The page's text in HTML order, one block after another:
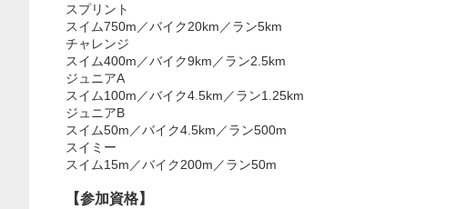
スプリント
スイム750m／バイク20km／ラン5km
チャレンジ
スイム400m／バイク9km／ラン2.5km
ジュニアA
スイム100m／バイク4.5km／ラン1.25km
ジュニアB
スイム50m／バイク4.5km／ラン500m
スイミー
スイム15m／バイク200m／ラン50m
【参加資格】